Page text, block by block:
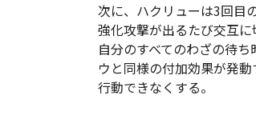
次に、ハクリューは3回目
強化攻撃が出るたび交互
自分のすべてのわざの待
ウと同様の付加効果が発
行動できなくする。